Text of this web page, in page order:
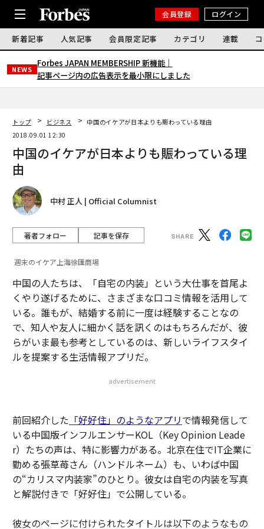
会員登録 ログイン
新着記事 人気記事 会員限定記事 カテゴリ 連載
NEWS
Forbes JAPAN MEMBERSHIP 新機能｜
記事ページ内の広告表示を最小限にしました
トップ ビジネス
中国のイケアが日本よりも賑わっている理由
2018.09.01 12:30
中国のイケアが日本よりも賑わっている理
由
中村 正人 | Official Columnist
著者フォロー 記事を保存
週末のイケア上海徐匯商場
中国の人たちは、「自宅の内装」という大仕事を首尾よ
くやり遂げるために、さまざまな口コミ情報を活用して
いる。誰もが、結婚する前に一度は経験することなの
で、知人や友人に細かく話を訊くのはもちろんだが、彼
らがいま最も参考としているのは、新しいライフスタイ
ルを提案する生活情報アプリだ。
advertisement
前回紹介した 「好好住」のようなアプリで情報発信して
いる中国版インフルエンサーKOL（Key Opinion Leade
r）たちの声は、特に影響力がある。北京在住でIT企業に
勤める張草苺さん（ハンドルネーム）も、いわば中国
の“カリスマ内装家”のひとり。彼女は自宅の内装を写真
と解説付きで「好好住」で公開している。
彼女のページに付けられたタイトルは以下のようなもの